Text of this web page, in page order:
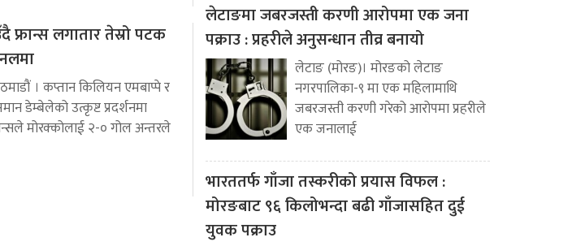
फ्रान्स लगातार तेस्रो पटक
। कप्तान किलियन एमबाप्पे र
डेम्बेलेको उत्कृष्ट प्रदर्शनमा
मोरक्कोलाई २-० गोल अन्तरले
लेटाङमा जबरजस्ती करणी आरोपमा एक जना
पक्राउ : प्रहरीले अनुसन्धान तीव्र बनायो
लेटाङ (मोरङ)। मोरङको लेटाङ
नगरपालिका-९ मा एक महिलामाथि
जबरजस्ती करणी गरेको आरोपमा प्रहरीले
एक जनालाई
भारततर्फ गाँजा तस्करीको प्रयास विफल :
मोरङबाट ९६ किलोभन्दा बढी गाँजासहित दुई
युवक पक्राउ